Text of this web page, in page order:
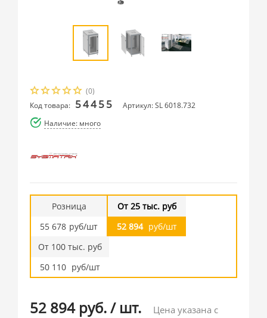
(0)
Код товара: 54455
Артикул: SL 6018.732
Наличие: много
Розница
55 678 руб/шт
От 25 тыс. руб
52 894 руб/шт
От 100 тыс. руб
50 110 руб/шт
52 894 руб./ шт.
Цена указана с